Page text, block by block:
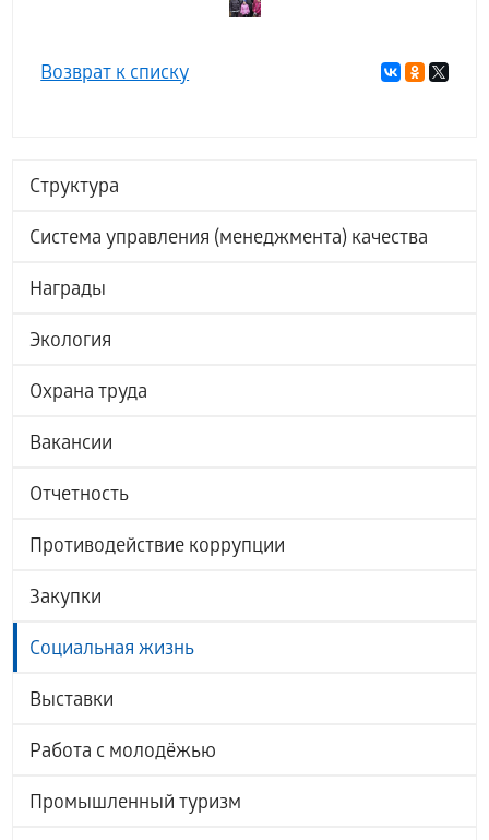
Структура
Система управления (менеджмента) качества
Награды
Экология
Охрана труда
Вакансии
Отчетность
Противодействие коррупции
Закупки
Социальная жизнь
Выставки
Работа с молодёжью
Промышленный туризм
Возврат к списку